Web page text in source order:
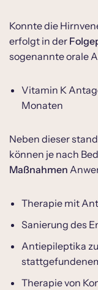
Konnte die
erfolgt in der
sogenannte orale
Vitamin K
Monaten
Neben dieser
können je nach
Maßnahmen
Therapie mit
Sanierung des
Antiepileptika
Therapie von